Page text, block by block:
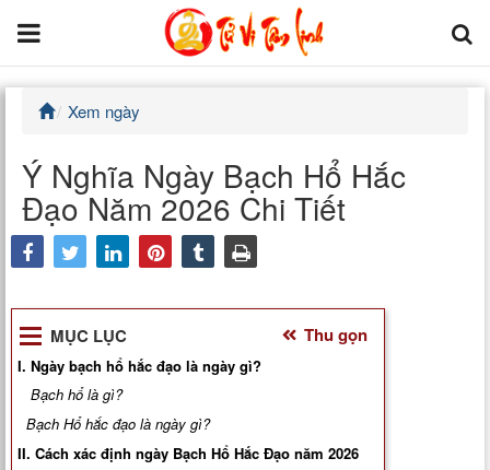
Trang chủ
Tử Vi Đẩu Số
Tử Vi 12 Con Giáp
Kinh Dịch
Văn Hoa Tâm linh
Xem ngày
Xem ngày
Ý Nghĩa Ngày Bạch Hổ Hắc
Đạo Năm 2026 Chi Tiết
MỤC LỤC Thu gọn
I. Ngày bạch hổ hắc đạo là ngày gì?
Bạch hổ là gì?
Bạch Hổ hắc đạo là ngày gì?
II. Cách xác định ngày Bạch Hổ Hắc Đạo năm 2026